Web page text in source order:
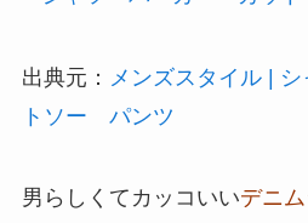
出典元： メンズスタイル |
トソー パンツ
男らしくてカッコいいデニム